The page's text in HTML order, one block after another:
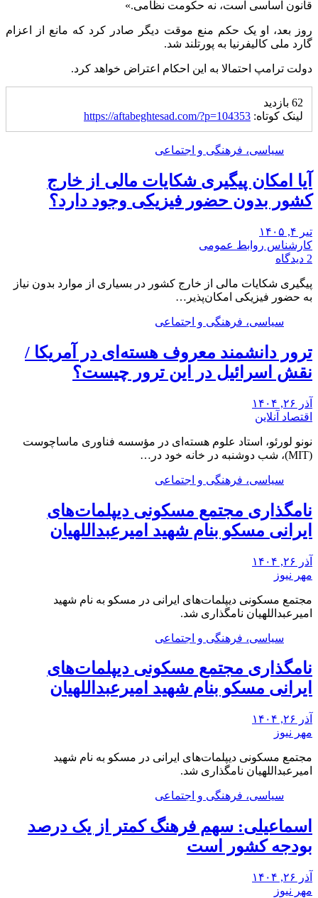
قانون اساسی است، نه حکومت نظامی.»
روز بعد، او یک حکم منع موقت دیگر صادر کرد که مانع از اعزام
گارد ملی کالیفرنیا به پورتلند شد.
دولت ترامپ احتمالا به این احکام اعتراض خواهد کرد.
62 بازدید
لینک کوتاه: https://aftabeghtesad.com/?p=104353
سیاسی، فرهنگی و اجتماعی
آیا امکان پیگیری شکایات مالی از خارج
کشور بدون حضور فیزیکی وجود دارد؟
تیر ۴, ۱۴۰۵
کارشناس روابط عمومی
2 دیدگاه
پیگیری شکایات مالی از خارج کشور در بسیاری از موارد بدون نیاز
به حضور فیزیکی امکان‌پذیر…
سیاسی، فرهنگی و اجتماعی
ترور دانشمند معروف هسته‌ای در آمریکا /
نقش اسرائیل در این ترور چیست؟
آذر ۲۶, ۱۴۰۴
اقتصاد آنلاین
نونو لورئو، استاد علوم هسته‌ای در مؤسسه فناوری ماساچوست
(MIT)، شب دوشنبه در خانه خود در…
سیاسی، فرهنگی و اجتماعی
نامگذاری مجتمع مسکونی دیپلمات‌های
ایرانی مسکو بنام شهید امیرعبداللهیان
آذر ۲۶, ۱۴۰۴
مهر نیوز
مجتمع مسکونی دیپلمات‌های ایرانی در مسکو به نام شهید
امیرعبداللهیان نامگذاری شد.
سیاسی، فرهنگی و اجتماعی
نامگذاری مجتمع مسکونی دیپلمات‌های
ایرانی مسکو بنام شهید امیرعبداللهیان
آذر ۲۶, ۱۴۰۴
مهر نیوز
مجتمع مسکونی دیپلمات‌های ایرانی در مسکو به نام شهید
امیرعبداللهیان نامگذاری شد.
سیاسی، فرهنگی و اجتماعی
اسماعیلی: سهم فرهنگ کمتر از یک درصد
بودجه کشور است
آذر ۲۶, ۱۴۰۴
مهر نیوز